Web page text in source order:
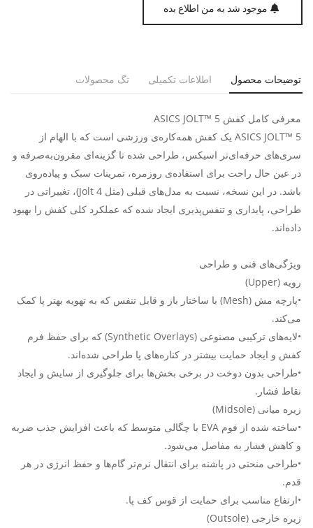
موجود شد به من اطلاع بده
توضیحات محصول اطلاعات تکمیلی تگ محصولات
معرفی کامل کفش ASICS JOLT™ 5
ASICS JOLT™ 5 یک کفش همه‌کاره‌ی ورزشی است که با الهام از
سری‌های حرفه‌ای‌تر اسیکس، طراحی شده تا گزینه‌ای مقرون‌به‌صرفه و
در عین حال راحت برای استفاده‌ی روزمره، تمرینات سبک و پیاده‌روی
باشد. در این نسخه، نسبت به مدل‌های قبلی (مثل Jolt 4)، تغییراتی در
طراحی، پایداری و تنفس‌پذیری ایجاد شده که عملکرد کلی کفش را بهبود
داده‌اند.
ویژگی‌های فنی و طراحی
رویه (Upper)
•پارچه مش (Mesh) با ساختار باز و قابل تنفس که به تهویه بهتر پا کمک
می‌کند.
•لایه‌های ترکیبی مصنوعی (Synthetic Overlays) که برای حفظ فرم
کفش و ایجاد حمایت بیشتر در کناره‌های پا طراحی شده‌اند.
•طراحی بدون دوخت در برخی بخش‌ها برای جلوگیری از سایش و ایجاد
نقاط فشار.
زیره میانی (Midsole)
•ساخته شده از فوم EVA با چگالی متوسط که باعث افزایش جذب ضربه
و کاهش فشار به مفاصل می‌شود.
•طراحی منحنی در پاشنه برای انتقال نرم‌تر گام‌ها و حفظ انرژی در هر
قدم.
•ارتفاع مناسب برای حمایت از قوس کف پا.
زیره خارجی (Outsole)